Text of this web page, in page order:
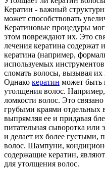
Кератин - важный
может способствовать
Кератиновые процедуры
этом повреждают их. Это
лечения кератина содержат
кератина (например,
используемых
сломать волосы, вызывая их
Однако кератин может быть
утолщения волос.
ломкости волос. Это
грубыми краями отдельных
выпрямляя ее и придавая
питательная сыворотка или
и делает их более густыми,
волос. Шампуни,
содержащие кератин,
для утолщения волос.